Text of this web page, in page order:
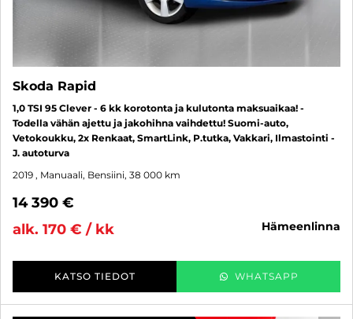
Skoda Rapid
1,0 TSI 95 Clever - 6 kk korotonta ja kulutonta maksuaikaa! -
Todella vähän ajettu ja jakohihna vaihdettu! Suomi-auto,
Vetokoukku, 2x Renkaat, SmartLink, P.tutka, Vakkari, Ilmastointi -
J. autoturva
2019 , Manuaali, Bensiini, 38 000 km
14 390 €
alk. 170 € / kk
hämeenlinna
KATSO TIEDOT WHATSAPP